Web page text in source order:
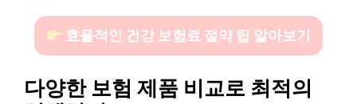
효율적인 건강 보험료 절약 팁 알아보기
다양한 보험 제품 비교로 최적의